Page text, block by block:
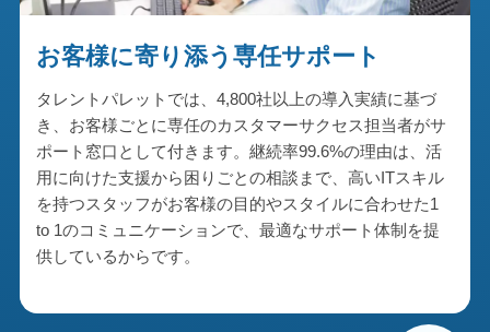
お客様に寄り添う専任サポート
タレントパレットでは、4,800社以上の導入実績に基づ
き、お客様ごとに専任のカスタマーサクセス担当者がサ
ポート窓口として付きます。継続率99.6%の理由は、活
用に向けた支援から困りごとの相談まで、高いITスキル
を持つスタッフがお客様の目的やスタイルに合わせた1
to 1のコミュニケーションで、最適なサポート体制を提
供しているからです。